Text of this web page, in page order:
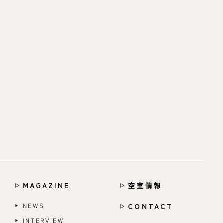
MAGAZINE
NEWS
INTERVIEW
空室情報
CONTACT